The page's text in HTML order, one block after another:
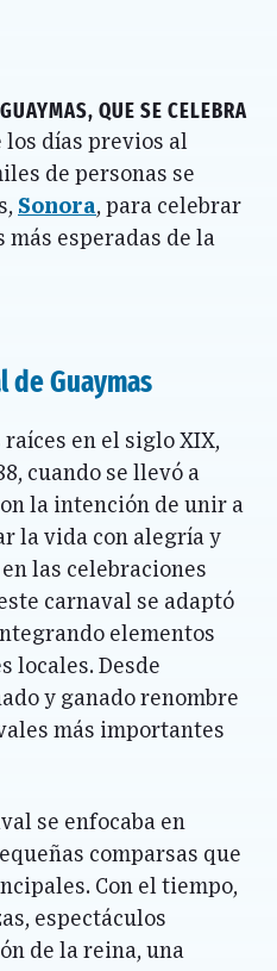
, que se celebra
los días previos al
de personas se
Sonora, para celebrar
esperadas de la
de Guaymas
en el siglo XIX,
cuando se llevó a
la intención de unir a
la vida con alegría y
las celebraciones
carnaval se adaptó
elementos
locales. Desde
y ganado renombre
más importantes
se enfocaba en
comparsas que
Con el tiempo,
espectáculos
de la reina, una